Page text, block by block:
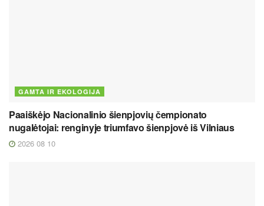
GAMTA IR EKOLOGIJA
Paaiškėjo Nacionalinio šienpjovių čempionato
nugalėtojai: renginyje triumfavo šienpjovė iš Vilniaus
2026 08 10